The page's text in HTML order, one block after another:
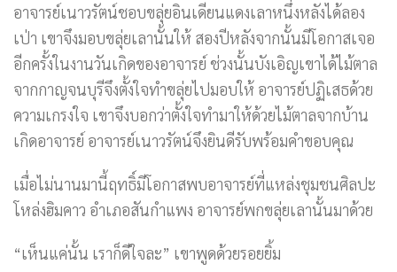
อาจารย์เนาวรัตน์ชอบขลุ่ยอินเดียนแดงเลาหนึ่งหลังได้ลอง
เป่า เขาจึงมอบขลุ่ยเลานั้นให้ สองปีหลังจากนั้นมีโอกาสเจอ
อีกครั้งในงานวันเกิดของอาจารย์ ช่วงนั้นบังเอิญเขาได้ไม้ตาล
จากกาญจนบุรีจึงตั้งใจทำขลุ่ยไปมอบให้ อาจารย์ปฏิเสธด้วย
ความเกรงใจ เขาจึงบอกว่าตั้งใจทำมาให้ด้วยไม้ตาลจากบ้าน
เกิดอาจารย์ อาจารย์เนาวรัตน์จึงยินดีรับพร้อมคำขอบคุณ
เมื่อไม่นานมานี้ฤทธิ์มีโอกาสพบอาจารย์ที่แหล่งชุมชนศิลปะ
โหล่งฮิมคาว อำเภอสันกำแพง อาจารย์พกขลุ่ยเลานั้นมาด้วย
“เห็นแค่นั้น เราก็ดีใจละ” เขาพูดด้วยรอยยิ้ม